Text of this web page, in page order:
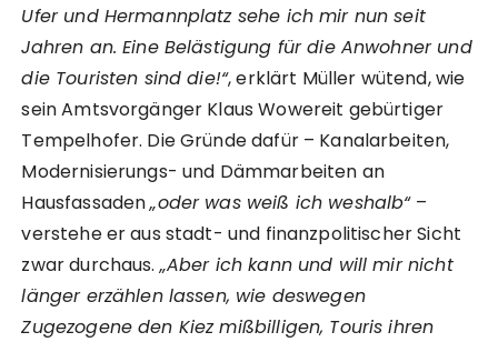
Ufer und Hermannplatz sehe ich mir nun seit
Jahren an. Eine Belästigung für die Anwohner und
die Touristen sind die!“, erklärt Müller wütend, wie
sein Amtsvorgänger Klaus Wowereit gebürtiger
Tempelhofer. Die Gründe dafür – Kanalarbeiten,
Modernisierungs- und Dämmarbeiten an
Hausfassaden„oder was weiß ich weshalb“–
verstehe er aus stadt- und finanzpolitischer Sicht
zwar durchaus.„Aber ich kann und will mir nicht
länger erzählen lassen, wie deswegen
Zugezogene den Kiez mißbilligen, Touris ihren